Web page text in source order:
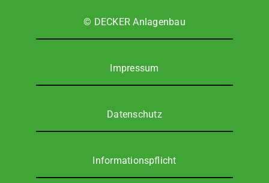
© DECKER Anla­gen­bau
Impres­sum
Daten­schutz
Infor­ma­ti­ons­pflicht